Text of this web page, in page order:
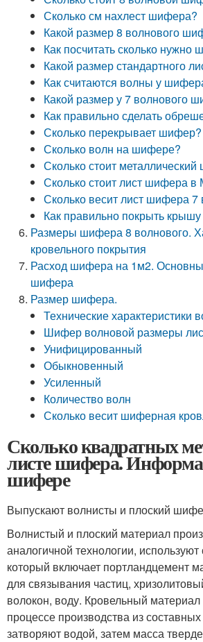
Сколько см нахлест шифера?
Какой размер 8 волнового
Как посчитать сколько нужно
Какой размер стандартного
Как считаются волны у
Какой размер у 7 волнового
Как правильно сделать
Сколько перекрывает шифер?
Сколько волн на шифере?
Сколько стоит
Сколько стоит лист шифера в
Сколько весит лист шифера 7
Как правильно покрыть
Размеры шифера 8 волнового.
кровельного покрытия
Расход шифера на 1м2.
шифера
Размер шифера.
Технические характеристики
Шифер волновой размеры
Унифицированный
Обыкновенный
Усиленный
Количество волн
Сколько весит шиферная
Сколько квадратных
листе шифера.
шифере
Выпускают волнисты и плоский
Волнистый и плоский материал
аналогичной технологии,
который включает портландцемент
для связывания частиц,
волокон, воду. Кровельный
процессе производства из
затворяют водой, затем масса